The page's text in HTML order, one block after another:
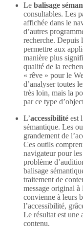
Le balisage
consultables. Les
affichée dans le
d’autres
recherche. Depuis
permettre aux
manière plus
qualité de la
« rêve » pour le
d’analyser toutes
très loin, mais la
par ce type
L’accessibilité est
sémantique. Les
grandement de
Ces outils
navigateur pour
problème
balisage
traitement de
message original à
convienne à leurs
l’accessibilité,
Le résultat est une
contenu.